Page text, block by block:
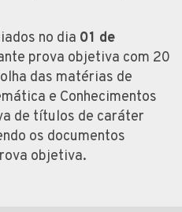
no dia 01 de
prova objetiva com 20
das matérias de
e Conhecimentos
de títulos de caráter
os documentos
objetiva.